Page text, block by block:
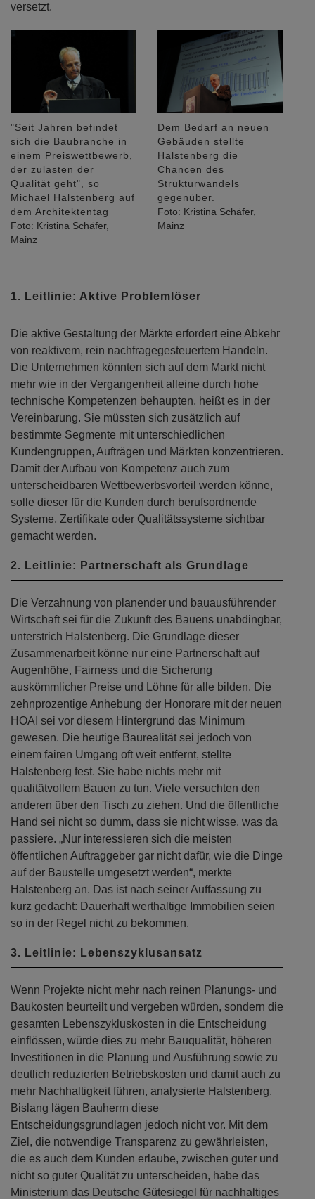
versetzt.
"Seit Jahren befindet
sich die Baubranche in
einem Preiswettbewerb,
der zulasten der
Qualität geht", so
Michael Halstenberg auf
dem Architektentag
Foto: Kristina Schäfer,
Mainz
Dem Bedarf an neuen
Gebäuden stellte
Halstenberg die
Chancen des
Strukturwandels
gegenüber.
Foto: Kristina Schäfer,
Mainz
1. Leitlinie: Aktive Problemlöser
Die aktive Gestaltung der Märkte erfordert eine Abkehr
von reaktivem, rein nachfragegesteuertem Handeln.
Die Unternehmen könnten sich auf dem Markt nicht
mehr wie in der Vergangenheit alleine durch hohe
technische Kompetenzen behaupten, heißt es in der
Vereinbarung. Sie müssten sich zusätzlich auf
bestimmte Segmente mit unterschiedlichen
Kundengruppen, Aufträgen und Märkten konzentrieren.
Damit der Aufbau von Kompetenz auch zum
unterscheidbaren Wettbewerbsvorteil werden könne,
solle dieser für die Kunden durch berufsordnende
Systeme, Zertifikate oder Qualitätssysteme sichtbar
gemacht werden.
2. Leitlinie: Partnerschaft als Grundlage
Die Verzahnung von planender und bauausführender
Wirtschaft sei für die Zukunft des Bauens unabdingbar,
unterstrich Halstenberg. Die Grundlage dieser
Zusammenarbeit könne nur eine Partnerschaft auf
Augenhöhe, Fairness und die Sicherung
auskömmlicher Preise und Löhne für alle bilden. Die
zehnprozentige Anhebung der Honorare mit der neuen
HOAI sei vor diesem Hintergrund das Minimum
gewesen. Die heutige Baurealität sei jedoch von
einem fairen Umgang oft weit entfernt, stellte
Halstenberg fest. Sie habe nichts mehr mit
qualitätvollem Bauen zu tun. Viele versuchten den
anderen über den Tisch zu ziehen. Und die öffentliche
Hand sei nicht so dumm, dass sie nicht wisse, was da
passiere. „Nur interessieren sich die meisten
öffentlichen Auftraggeber gar nicht dafür, wie die Dinge
auf der Baustelle umgesetzt werden“, merkte
Halstenberg an. Das ist nach seiner Auffassung zu
kurz gedacht: Dauerhaft werthaltige Immobilien seien
so in der Regel nicht zu bekommen.
3. Leitlinie: Lebenszyklusansatz
Wenn Projekte nicht mehr nach reinen Planungs- und
Baukosten beurteilt und vergeben würden, sondern die
gesamten Lebenszykluskosten in die Entscheidung
einflössen, würde dies zu mehr Bauqualität, höheren
Investitionen in die Planung und Ausführung sowie zu
deutlich reduzierten Betriebskosten und damit auch zu
mehr Nachhaltigkeit führen, analysierte Halstenberg.
Bislang lägen Bauherrn diese
Entscheidungsgrundlagen jedoch nicht vor. Mit dem
Ziel, die notwendige Transparenz zu gewährleisten,
die es auch dem Kunden erlaube, zwischen guter und
nicht so guter Qualität zu unterscheiden, habe das
Ministerium das Deutsche Gütesiegel für nachhaltiges